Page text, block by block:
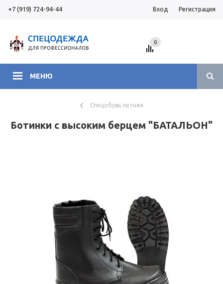
+7 (919) 724-94-44 Вход Регистрация
МЕНЮ
0
Спецобувь летняя
Ботинки с высоким берцем "БАТАЛЬОН"